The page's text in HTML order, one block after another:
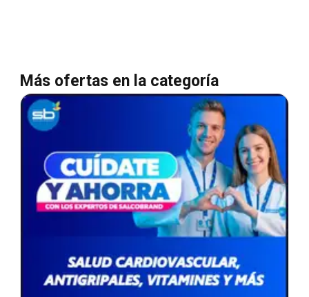
Más ofertas en la categoría